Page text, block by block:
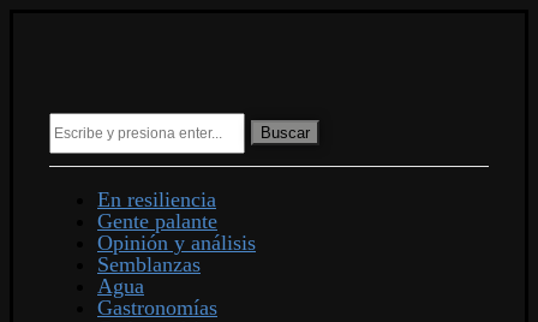
Buscar
En resiliencia
Gente palante
Opinión y análisis
Semblanzas
Agua
Gastronomías